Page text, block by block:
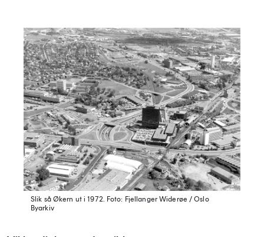
Slik så Økern ut i 1972. Foto: Fjellanger Widerøe / Oslo
Byarkiv